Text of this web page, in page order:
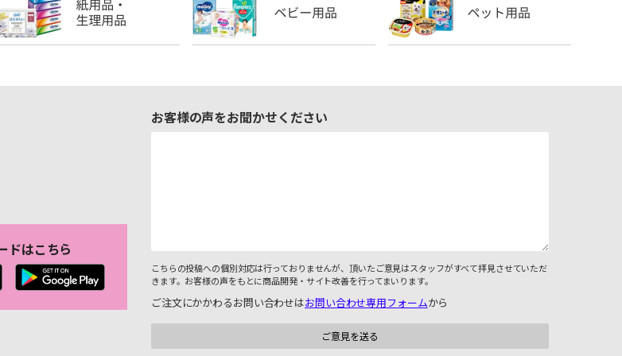
ドはこちら
お客様の声をお聞かせください
こちらの投稿への個別対応は行っておりませんが、頂いたご意見はスタッフがすべて拝見させていただ
きます。お客様の声をもとに商品開発・サイト改善を行ってまいります。
ご注文にかかわるお問い合わせはお問い合わせ専用フォームから